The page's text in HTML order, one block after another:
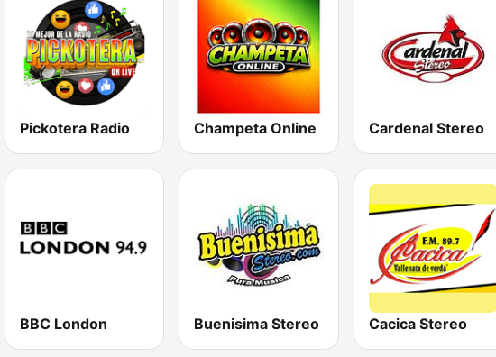
Pickotera Radio Champeta Online Cardenal Stereo
BBC London Buenisima Stereo Cacica Stereo